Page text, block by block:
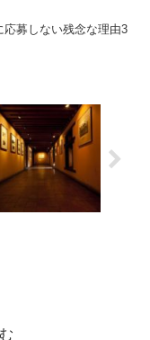
応募しない残念な理由3